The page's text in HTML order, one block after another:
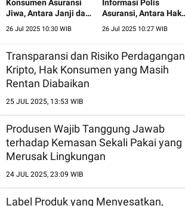
Konsumen Asuransi
Jiwa, Antara Janji dan
Realita
26 Jul 2025 10:30 WIB
Informasi Polis
Asuransi, Antara Hak
Konsumen dan
26 Jul 2025 10:27 WIB
Transparansi dan Risiko Perdagangan
Kripto, Hak Konsumen yang Masih
Rentan Diabaikan
25 JUL 2025, 13:53 WIB
Produsen Wajib Tanggung Jawab
terhadap Kemasan Sekali Pakai yang
Merusak Lingkungan
24 JUL 2025, 23:09 WIB
Label Produk yang Menyesatkan,